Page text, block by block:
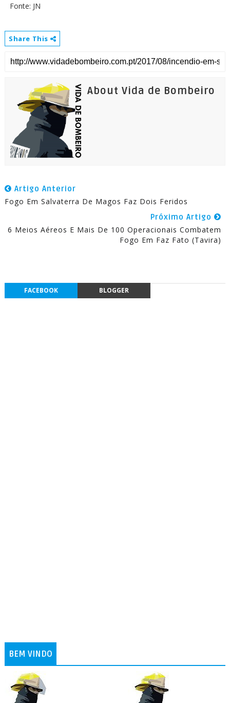
Fonte: JN
Share This
About Vida de Bombeiro
Artigo Anterior
Fogo Em Salvaterra De Magos Faz Dois Feridos
Próximo Artigo
6 Meios Aéreos E Mais De 100 Operacionais Combatem
Fogo Em Faz Fato (Tavira)
FACEBOOK BLOGGER
BEM VINDO